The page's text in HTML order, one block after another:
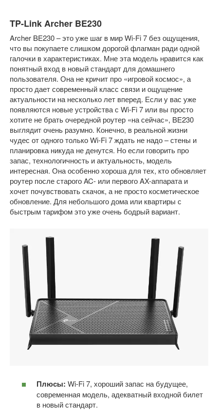
TP-Link Archer BE230
Archer BE230 – это уже шаг в мир Wi-Fi 7 без ощущения,
что вы покупаете слишком дорогой флагман ради одной
галочки в характеристиках. Мне эта модель нравится как
понятный вход в новый стандарт для домашнего
пользователя. Она не кричит про «игровой космос», а
просто дает современный класс связи и ощущение
актуальности на несколько лет вперед. Если у вас уже
появляются новые устройства с Wi-Fi 7 или вы просто
хотите не брать очередной роутер «на сейчас», BE230
выглядит очень разумно. Конечно, в реальной жизни
чудес от одного только Wi-Fi 7 ждать не надо – стены и
планировка никуда не денутся. Но если говорить про
запас, технологичность и актуальность, модель
интересная. Она особенно хороша для тех, кто обновляет
роутер после старого AC- или первого AX-аппарата и
хочет почувствовать скачок, а не просто косметическое
обновление. Для небольшого дома или квартиры с
быстрым тарифом это уже очень бодрый вариант.
Плюсы: Wi-Fi 7, хороший запас на будущее,
современная модель, адекватный входной билет
в новый стандарт.